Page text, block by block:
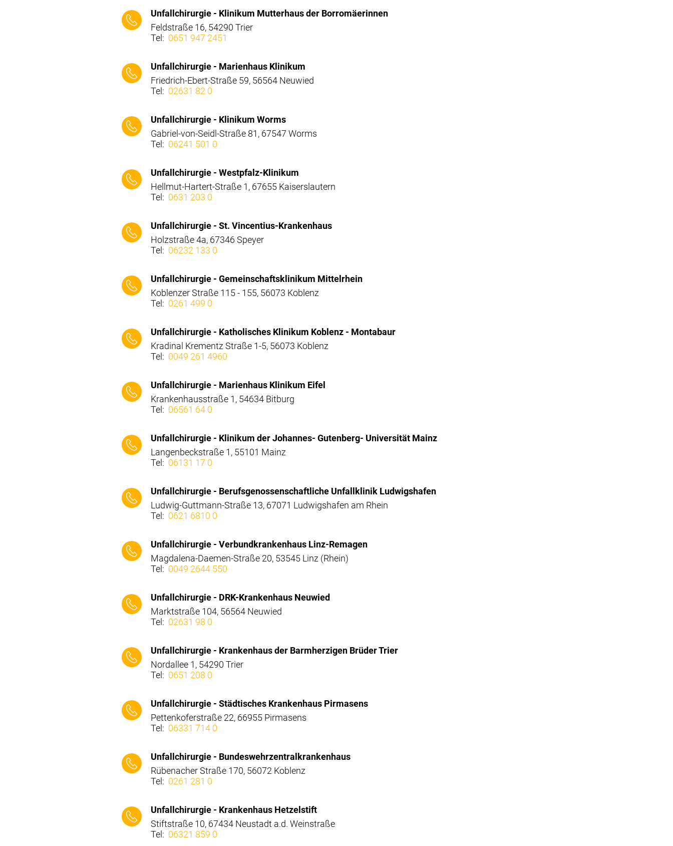
Unfallchirurgie - Klinikum Mutterhaus der Borromäerinnen
Feldstraße 16, 54290 Trier
Tel: 0651 947 2451
Unfallchirurgie - Marienhaus Klinikum
Friedrich-Ebert-Straße 59, 56564 Neuwied
Tel: 02631 82 0
Unfallchirurgie - Klinikum Worms
Gabriel-von-Seidl-Straße 81, 67547 Worms
Tel: 06241 501 0
Unfallchirurgie - Westpfalz-Klinikum
Hellmut-Hartert-Straße 1, 67655 Kaiserslautern
Tel: 0631 203 0
Unfallchirurgie - St. Vincentius-Krankenhaus
Holzstraße 4a, 67346 Speyer
Tel: 06232 133 0
Unfallchirurgie - Gemeinschaftsklinikum Mittelrhein
Koblenzer Straße 115 - 155, 56073 Koblenz
Tel: 0261 499 0
Unfallchirurgie - Katholisches Klinikum Koblenz - Montabaur
Kradinal Krementz Straße 1-5, 56073 Koblenz
Tel: 0049 261 4960
Unfallchirurgie - Marienhaus Klinikum Eifel
Krankenhausstraße 1, 54634 Bitburg
Tel: 06561 64 0
Unfallchirurgie - Klinikum der Johannes- Gutenberg- Universität Mainz
Langenbeckstraße 1, 55101 Mainz
Tel: 06131 17 0
Unfallchirurgie - Berufsgenossenschaftliche Unfallklinik Ludwigshafen
Ludwig-Guttmann-Straße 13, 67071 Ludwigshafen am Rhein
Tel: 0621 6810 0
Unfallchirurgie - Verbundkrankenhaus Linz-Remagen
Magdalena-Daemen-Straße 20, 53545 Linz (Rhein)
Tel: 0049 2644 550
Unfallchirurgie - DRK-Krankenhaus Neuwied
Marktstraße 104, 56564 Neuwied
Tel: 02631 98 0
Unfallchirurgie - Krankenhaus der Barmherzigen Brüder Trier
Nordallee 1, 54290 Trier
Tel: 0651 208 0
Unfallchirurgie - Städtisches Krankenhaus Pirmasens
Pettenkoferstraße 22, 66955 Pirmasens
Tel: 06331 714 0
Unfallchirurgie - Bundeswehrzentralkrankenhaus
Rübenacher Straße 170, 56072 Koblenz
Tel: 0261 281 0
Unfallchirurgie - Krankenhaus Hetzelstift
Stiftstraße 10, 67434 Neustadt a.d. Weinstraße
Tel: 06321 859 0